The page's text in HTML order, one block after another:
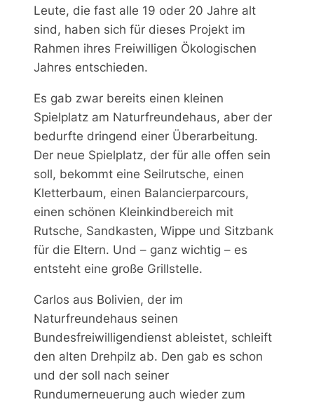
Leute, die fast alle 19 oder 20 Jahre alt
sind, haben sich für dieses Projekt im
Rahmen ihres Freiwilligen Ökologischen
Jahres entschieden.
Es gab zwar bereits einen kleinen
Spielplatz am Naturfreundehaus, aber der
bedurfte dringend einer Überarbeitung.
Der neue Spielplatz, der für alle offen sein
soll, bekommt eine Seilrutsche, einen
Kletterbaum, einen Balancierparcours,
einen schönen Kleinkindbereich mit
Rutsche, Sandkasten, Wippe und Sitzbank
für die Eltern. Und – ganz wichtig – es
entsteht eine große Grillstelle.
Carlos aus Bolivien, der im
Naturfreundehaus seinen
Bundesfreiwilligendienst ableistet, schleift
den alten Drehpilz ab. Den gab es schon
und der soll nach seiner
Rundumerneuerung auch wieder zum